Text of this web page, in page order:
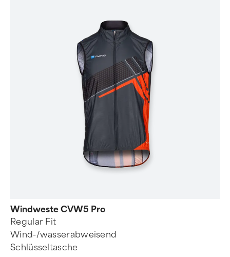
Windweste CVW5 Pro
Regular Fit
Wind-/wasserabweisend
Schlüsseltasche